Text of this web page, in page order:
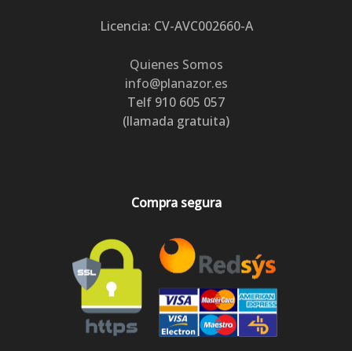
Licencia: CV-AVC002660-A
Quienes Somos
info@planazor.es
Telf 910 605 057
(llamada gratuita)
Compra segura